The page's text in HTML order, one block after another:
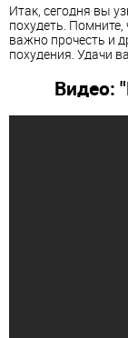
Итак, сегодня вы
похудеть.
важно прочесть и
похудения. Удачи
Видео: